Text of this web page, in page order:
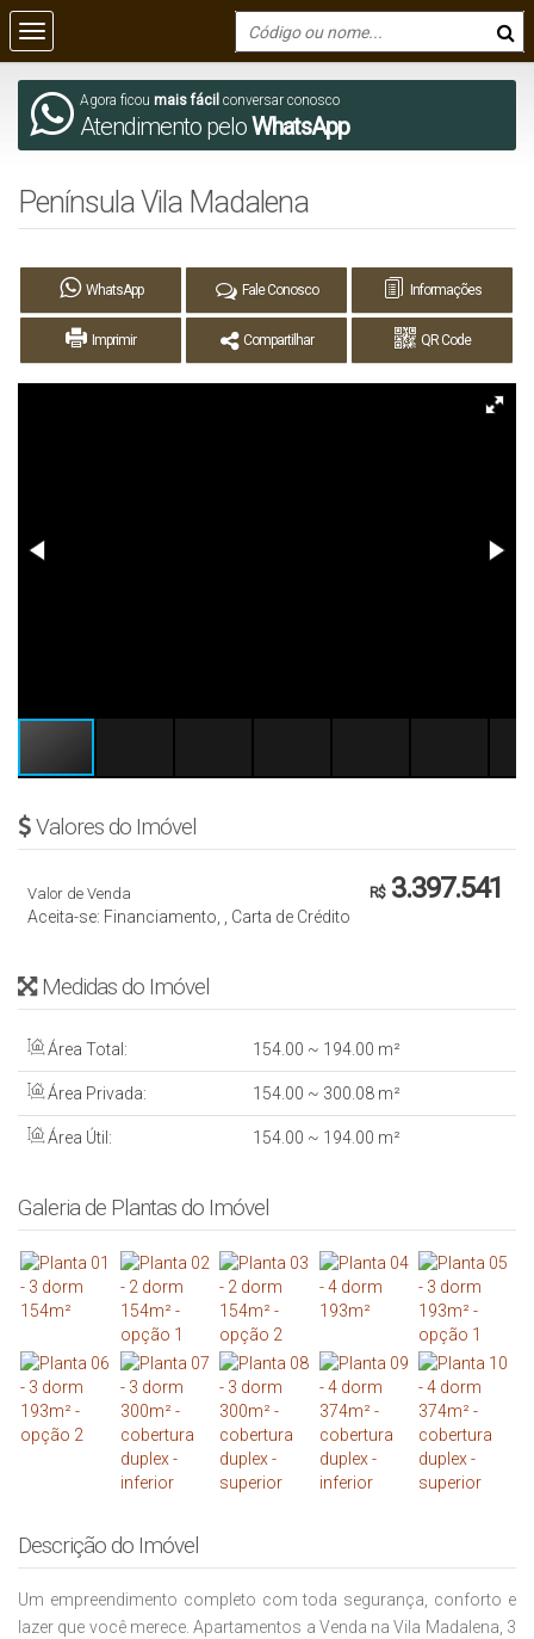
Agora ficou mais fácil conversar conosco
Atendimento peloWhatsApp
Península Vila Madalena
WhatsApp Fale Conosco Informações
Imprimir Compartilhar QR Code
Valores do Imóvel
R$3.397.541
Valor de Venda
Aceita-se: Financiamento, , Carta de Crédito
Medidas do Imóvel
Área Total: 154.00 ~ 194.00 m²
Área Privada: 154.00 ~ 300.08 m²
Área Útil: 154.00 ~ 194.00 m²
Galeria de Plantas do Imóvel
Descrição do Imóvel
Um empreendimento completo com toda segurança, conforto e
lazer que você merece. Apartamentos a Venda na Vila Madalena, 3